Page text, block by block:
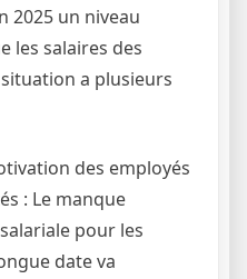
2025 un niveau
les salaires des
a plusieurs
des employés
: Le manque
pour les
date va